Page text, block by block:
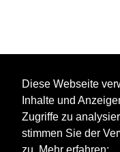
Diese Webseite
Inhalte und
Zugriffe zu
stimmen Sie der